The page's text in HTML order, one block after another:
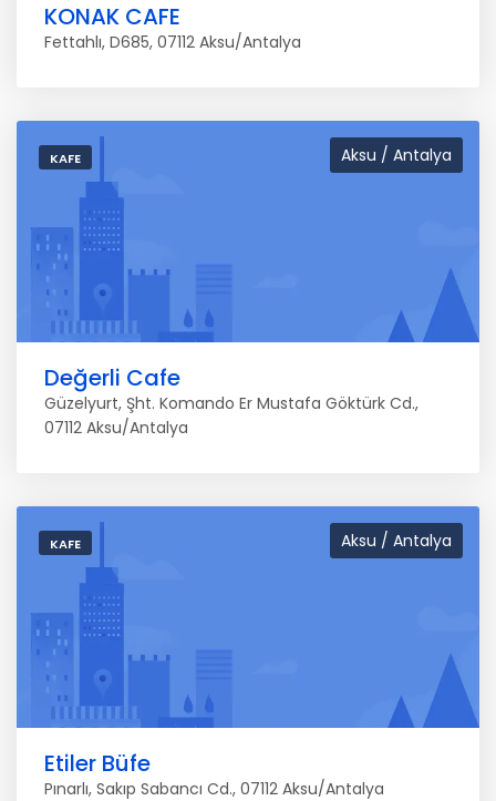
KONAK CAFE
Fettahlı, D685, 07112 Aksu/Antalya
Aksu / Antalya
KAFE
Değerli Cafe
Güzelyurt, Şht. Komando Er Mustafa Göktürk Cd.,
07112 Aksu/Antalya
Aksu / Antalya
KAFE
Etiler Büfe
Pınarlı, Sakıp Sabancı Cd., 07112 Aksu/Antalya